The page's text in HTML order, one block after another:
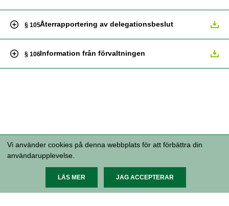
§ 105Återrapportering av delegationsbeslut
§ 106Information från förvaltningen
00 malmostad@malmo.se Organisationsnummer 212000-
Vi använder cookies på denna webbplats för att förbättra din
användarupplevelse.